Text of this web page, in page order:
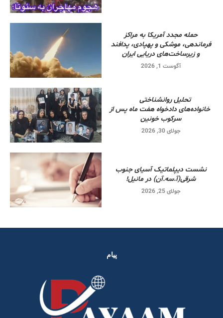
حمله مجدد آمریکا به مراکز
فرماندهی، موشکی و پهپادی، پدافند
و زیرساخت‌های دریایی ایران
آگوست 1, 2026
تحلیل روانشناختی
خانواده‌های دادخواه هفت ماه پس از
سرکوب خونین
جولای 30, 2026
نشست دیپلماتیک آسیای جنوب
شرقی‌(آ.سه.آن) در مانیل!
جولای 25, 2026
پیام